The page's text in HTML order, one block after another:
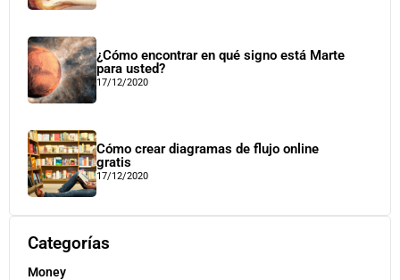
¿Cómo encontrar en qué signo está Marte
para usted?
17/12/2020
Cómo crear diagramas de flujo online
gratis
17/12/2020
Categorías
Money